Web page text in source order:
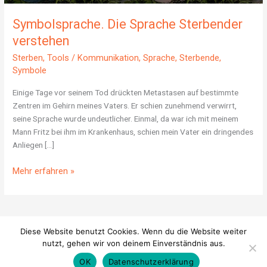
Symbolsprache. Die Sprache Sterbender
verstehen
Sterben,Tools /Kommunikation,Sprache,Sterbende,
Symbole
Einige Tage vor seinem Tod drückten Metastasen auf bestimmte
Zentren im Gehirn meines Vaters. Er schien zunehmend verwirrt,
seine Sprache wurde undeutlicher. Einmal, da war ich mit meinem
Mann Fritz bei ihm im Krankenhaus, schien mein Vater ein dringendes
Anliegen […]
Mehr erfahren »
© 2026Sterben & Werden|Datenschutz|Impressum
Diese Website benutzt Cookies. Wenn du die Website weiter
nutzt, gehen wir von deinem Einverständnis aus.
OK
Datenschutzerklärung